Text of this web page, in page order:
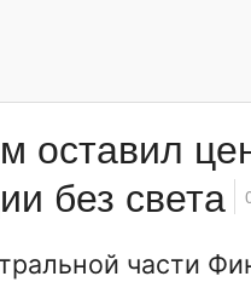
оставил
без света
части